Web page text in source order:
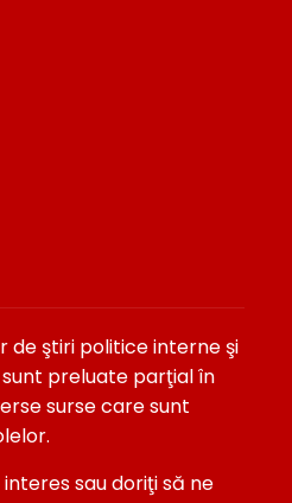
de ştiri politice interne şi
preluate parţial în
surse care sunt
sau doriţi să ne